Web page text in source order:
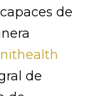
de
de